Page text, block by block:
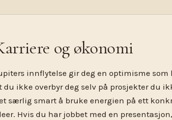
og økonomi
innflytelse gir deg en optimisme som
du ikke overbyr deg selv på prosjekter du
særlig smart å bruke energien på ett
Hvis du har jobbet med en